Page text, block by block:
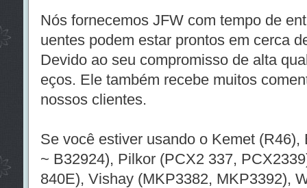
Nós fornecemos JFW com tempo de
uentes podem estar prontos em cerca
Devido ao seu compromisso de alta
eços. Ele também recebe muitos
nossos clientes.
Se você estiver usando o Kemet
~ B32924), Pilkor (PCX2 337,
840E), Vishay (MKP3382, MKP3392),